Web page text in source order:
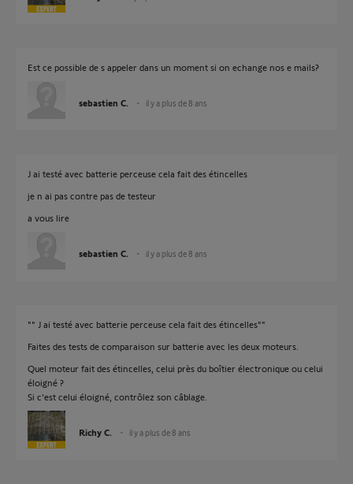
Est ce possible de s appeler dans un moment si on echange nos e mails?
sebastien C. il y a plus de 8 ans
J ai testé avec batterie perceuse cela fait des étincelles
je n ai pas contre pas de testeur
a vous lire
sebastien C. il y a plus de 8 ans
"" J ai testé avec batterie perceuse cela fait des étincelles""
Faites des tests de comparaison sur batterie avec les deux moteurs.
Quel moteur fait des étincelles, celui près du boîtier électronique ou celui
éloigné ?
Si c'est celui éloigné, contrôlez son câblage.
Richy C. il y a plus de 8 ans